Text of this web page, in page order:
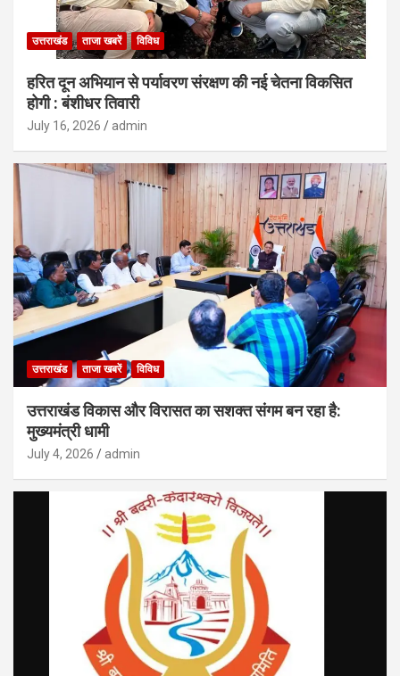
उत्तराखंड ताजा खबरें विविध
हरित दून अभियान से पर्यावरण संरक्षण की नई चेतना विकसित
होगी : बंशीधर तिवारी
July 16, 2026 admin
उत्तराखंड ताजा खबरें विविध
उत्तराखंड विकास और विरासत का सशक्त संगम बन रहा है:
मुख्यमंत्री धामी
July 4, 2026 admin